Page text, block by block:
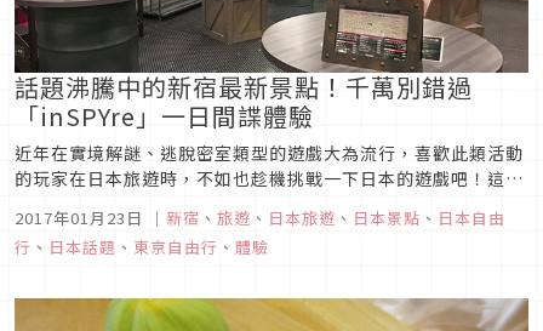
話題沸騰中的新宿最新景點！千萬別錯過
「inSPYre」一日間諜體驗
近年在實境解謎、逃脫密室類型的遊戲大為流行，喜歡此類活動
的玩家在日本旅遊時，不如也趁機挑戰一下日本的遊戲吧！這次
化身為間諜，潛入敵營運用智慧，發揮團隊精神完成任務的
「inSPYre」。
2017年01月23日 ｜ 新宿 、 旅遊 、 日本旅遊 、 日本景點 、 日本自由
行 、 日本話題 、 東京自由行 、 體驗